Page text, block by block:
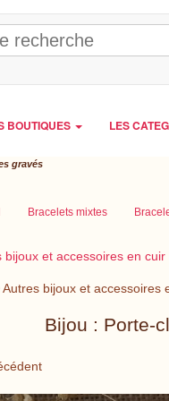
BOUTIQUES LES
gravés
Bracelets mixtes
bijoux et accessoires en cuir
Autres bijoux et accessoires
Bijou : Porte-